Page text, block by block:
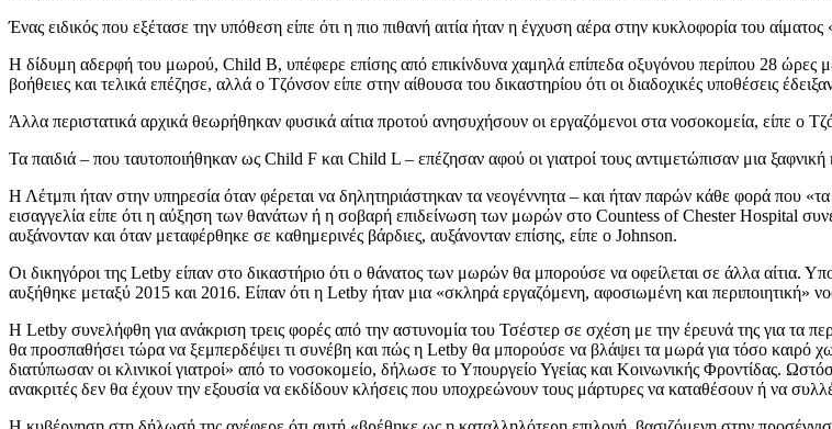
Ένας ειδικός που εξέτασε την υπόθεση είπε ότι η πιο πιθανή αιτία ήταν η έγχυση αέρα στην κυκλοφορία του
Η δίδυμη αδερφή του μωρού, Child B, υπέφερε επίσης από επικίνδυνα χαμηλά επίπεδα οξυγόνου περίπου 28 ώρες
βοήθειες και τελικά επέζησε, αλλά ο Τζόνσον είπε στην αίθουσα του δικαστηρίου ότι οι διαδοχικές υποθέσεις
Άλλα περιστατικά αρχικά θεωρήθηκαν φυσικά αίτια προτού ανησυχήσουν οι εργαζόμενοι στα νοσοκομεία, είπε ο
Τα παιδιά – που ταυτοποιήθηκαν ως Child F και Child L – επέζησαν αφού οι γιατροί τους αντιμετώπισαν μια
Η Λέτμπι ήταν στην υπηρεσία όταν φέρεται να δηλητηριάστηκαν τα νεογέννητα – και ήταν παρών κάθε φορά που
εισαγγελία είπε ότι η αύξηση των θανάτων ή η σοβαρή επιδείνωση των μωρών στο Countess of Chester Hospital
αυξάνονταν και όταν μεταφέρθηκε σε καθημερινές βάρδιες, αυξάνονταν επίσης, είπε ο Johnson.
Οι δικηγόροι της Letby είπαν στο δικαστήριο ότι ο θάνατος των μωρών θα μπορούσε να οφείλεται σε άλλα αίτια.
αυξήθηκε μεταξύ 2015 και 2016. Είπαν ότι η Letby ήταν μια «σκληρά εργαζόμενη, αφοσιωμένη και
Η Letby συνελήφθη για ανάκριση τρεις φορές από την αστυνομία του Τσέστερ σε σχέση με την έρευνά της για τα
θα προσπαθήσει τώρα να ξεμπερδέψει τι συνέβη και πώς η Letby θα μπορούσε να βλάψει τα μωρά για τόσο καιρό
διατύπωσαν οι κλινικοί γιατροί» από το νοσοκομείο, δήλωσε το Υπουργείο Υγείας και Κοινωνικής Φροντίδας.
ανακριτές δεν θα έχουν την εξουσία να εκδίδουν κλήσεις που υποχρεώνουν τους μάρτυρες να καταθέσουν ή να